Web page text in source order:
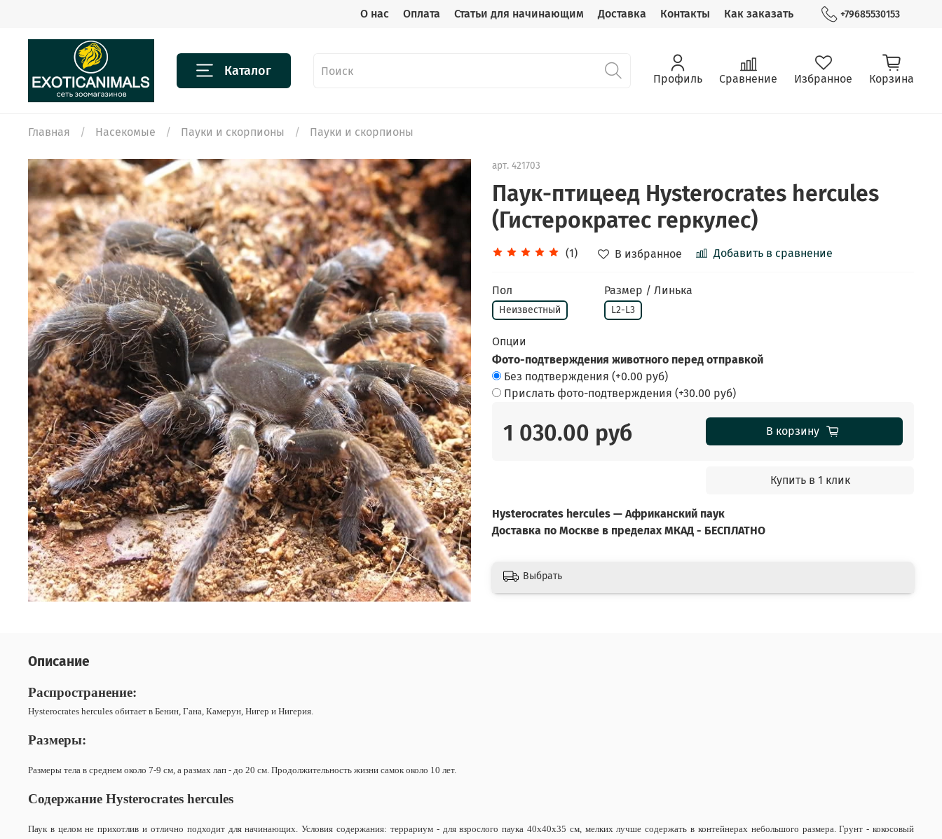
О нас Оплата Статьи для начинающим Доставка Контакты Как заказать +79685530153
Каталог Профиль Сравнение Избранное Корзина
Главная Насекомые Пауки и скорпионы Пауки и скорпионы
арт. 421703
Паук-птицеед Hysterocrates hercules
(Гистерократес геркулес)
(1) В избранное Добавить в сравнение
Пол
Неизвестный
Размер / Линька
L2-L3
Опции
Фото-подтверждения животного перед отправкой
Без подтверждения (+0.00 руб)
Прислать фото-подтверждения (+30.00 руб)
1 030.00 руб В корзину
Купить в 1 клик
Hysterocrates hercules — Африканский паук
Доставка по Москве в пределах МКАД - БЕСПЛАТНО
Выбрать
Описание
Распространение:
Hysterocrates hercules обитает в Бенин, Гана, Камерун, Нигер и Нигерия.
Размеры:
Размеры тела в среднем около 7-9 см, а размах лап - до 20 см. Продолжительность жизни самок около 10 лет.
Содержание Hysterocrates hercules
Паук в целом не прихотлив и отлично подходит для начинающих. Условия содержания: террариум - для взрослого паука 40х40х35 см, мелких лучше содержать в контейнерах небольшого размера. Грунт - кокосовый